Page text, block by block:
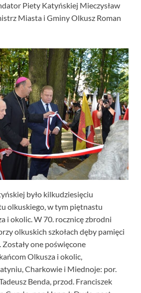
Piety Katyńskiej Mieczysław
Miasta i Gminy Olkusz Roman
było kilkudziesięciu
olkuskiego, w tym piętnastu
i okolic. W 70. rocznicę zbrodni
olkuskich szkołach dęby pamięci
one poświęcone
Olkusza i okolic,
Charkowie i Miednoje: por.
Benda, przod. Franciszek